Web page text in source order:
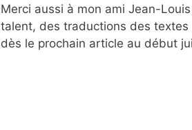
Merci aussi à mon ami Jean-
talent, des traductions des
dès le prochain article au début